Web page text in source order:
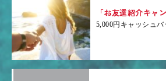
「お友達紹介キャ
5,000円キャッシュバ